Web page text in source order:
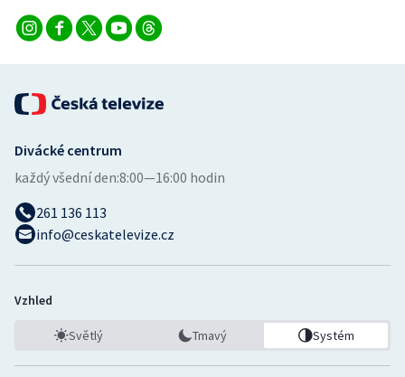
Vodní slalom
Volejbal
Ostatní
Divácké centrum
každý všední den:8:00—16:00 hodin
261 136 113
info@ceskatelevize.cz
Vzhled
Světlý Tmavý Systém